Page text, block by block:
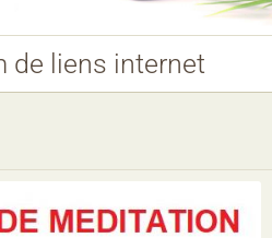
de liens internet